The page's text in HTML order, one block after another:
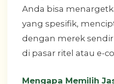
Anda bisa
yang spesifik,
dengan merek
di pasar ritel atau e-
Mengapa Memilih